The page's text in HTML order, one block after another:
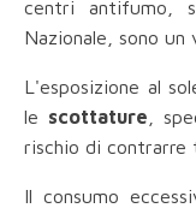
centri antifumo,
Nazionale, sono
L'esposizione al
le scottature ,
rischio di contrarre
Il consumo